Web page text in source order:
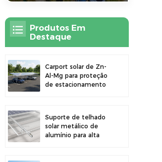
Produtos Em
Destaque
Carport solar de Zn-
Al-Mg para proteção
de estacionamento
Suporte de telhado
solar metálico de
alumínio para alta